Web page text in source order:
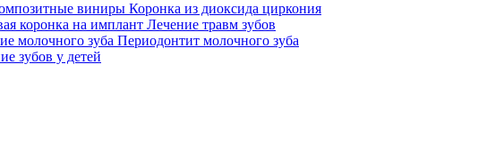
виниры Коронка из диоксида циркония
коронка на имплант Лечение травм зубов
молочного зуба Периодонтит молочного зуба
зубов у детей